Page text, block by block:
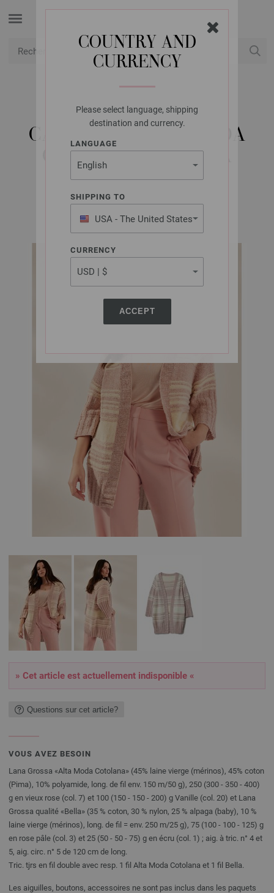
COUNTRY AND
CURRENCY
Please select language, shipping
destination and currency.
LANGUAGE
SHIPPING TO
USA - The United States
of America
CURRENCY
ACCEPT
LANA GROSSA
CARDIGAN ALTA MODA
COTOLANA & BELLA
Classici No. 26 | Modèle 35 / Tricot 28 Modèle 27
» Cet article est actuellement indisponible «
Questions sur cet article?
VOUS AVEZ BESOIN
Lana Grossa «Alta Moda Cotolana» (45% laine vierge (mérinos), 45% coton
(Pima), 10% polyamide, long. de fil env. 150 m/50 g), 250 (300 - 350 - 400)
g en vieux rose (col. 7) et 100 (150 - 150 - 200) g Vanille (col. 20) et Lana
Grossa qualité «Bella» (35 % coton, 30 % nylon, 25 % alpaga (baby), 10 %
laine vierge (mérinos), long. de fil = env. 250 m/25 g), 75 (100 - 100 - 125) g
en rose pâle (col. 3) et 25 (50 - 50 - 75) g en écru (col. 1) ; aig. à tric. n° 4 et
5, aig. circ. n° 5 de 120 cm de long.
Tric. tjrs en fil double avec resp. 1 fil Alta Moda Cotolana et 1 fil Bella.
Les aiguilles, boutons, accessoires ne sont pas inclus dans les paquets